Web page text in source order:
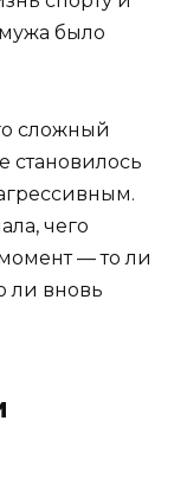
было
сложный
становилось
чего
— то ли
ли вновь